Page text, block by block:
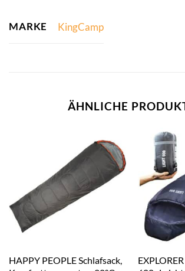
MARKE KingCamp
ÄHNLICHE
HAPPY PEOPLE Schlafsack,